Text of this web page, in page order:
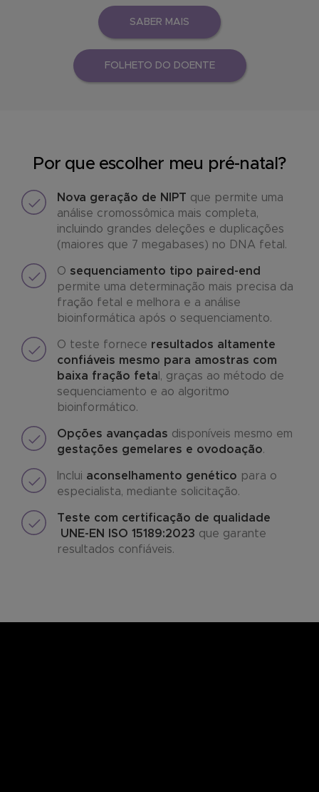
SABER MAIS
FOLHETO DO DOENTE
Por que escolher meu pré-natal?
Nova geração de NIPT que permite uma
análise cromossômica mais completa,
incluindo grandes deleções e duplicações
(maiores que 7 megabases) no DNA fetal.
O sequenciamento tipo paired-end
permite uma determinação mais precisa da
fração fetal e melhora e a análise
bioinformática após o sequenciamento.
O teste fornece resultados altamente
confiáveis mesmo para amostras com
baixa fração feta l, graças ao método de
sequenciamento e ao algoritmo
bioinformático.
Opções avançadas disponíveis mesmo em
gestações gemelares e ovodoação.
Inclui aconselhamento genético para o
especialista, mediante solicitação.
Teste com certificação de qualidade
UNE-EN ISO 15189:2023 que garante
resultados confiáveis.